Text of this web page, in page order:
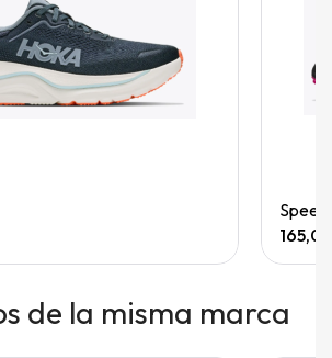
de la misma marca